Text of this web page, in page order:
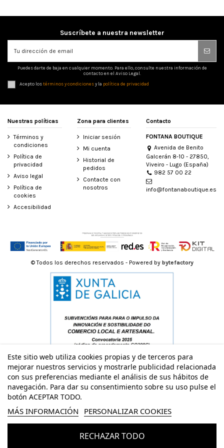
Suscríbete a nuestra newsletter
Puedes darte de baja en cualquier momento. Para ello, consulte nuestra información de
contacto en el Aviso Legal.
Acepto lostérminos y condicionesy la política de privacidad
Nuestras políticas
Términos y
condiciones
Política de
privacidad
Aviso legal
Política de
cookies
Accesibilidad
Zona para clientes
Iniciar sesión
Mi cuenta
Historial de
pedidos
Contacte con
nosotros
Contacto
FONTANA BOUTIQUE
Avenida de Benito
Galcerán 8-10 - 27850,
Viveiro - Lugo (España)
982 57 00 22
info@fontanaboutique.es
Este sitio web utiliza cookies propias y de terceros para
mejorar nuestros servicios y mostrarle publicidad relacionada
con sus preferencias mediante el análisis de sus hábitos de
navegación. Para dar su consentimiento sobre su uso pulse el
botón ACEPTAR TODO.
MÁS INFORMACIÓN PERSONALIZAR COOKIES
RECHAZAR TODO
© Todos los derechos reservados - Powered by bytefactory